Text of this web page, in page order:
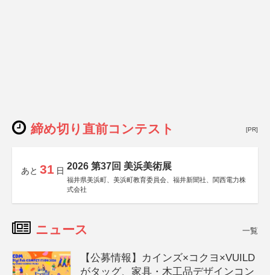
締め切り直前コンテスト [PR]
あと 31 日 2026 第37回 美浜美術展
福井県美浜町、美浜町教育委員会、福井新聞社、関西電力株
式会社
ニュース 一覧
【公募情報】カインズ×コクヨ×VUILD
がタッグ、家具・木工品デザインコン